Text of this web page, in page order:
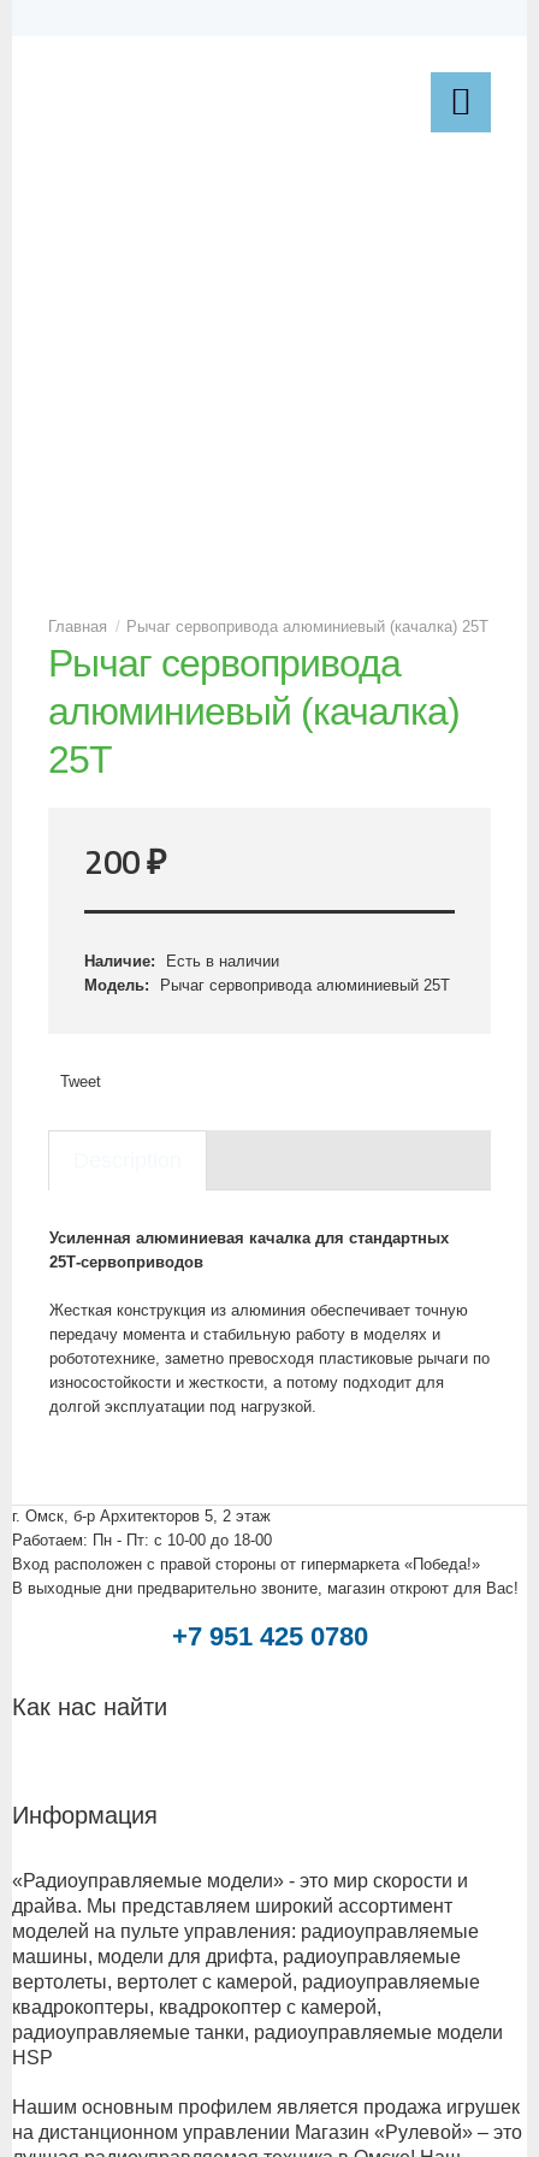
Рычаг сервопривода алюминиевый (качалка) 25T
Рычаг сервопривода
алюминиевый (качалка)
25T
200₽
Наличие:
Есть в наличии
Модель:
Рычаг сервопривода алюминиевый 25T
Tweet
Усиленная алюминиевая качалка для стандартных
25T‑сервоприводов
Жесткая конструкция из алюминия обеспечивает точную
передачу момента и стабильную работу в моделях и
робототехнике, заметно превосходя пластиковые рычаги по
износостойкости и жесткости, а потому подходит для
долгой эксплуатации под нагрузкой.
г. Омск, б-р Архитекторов 5, 2 этаж
Работаем: Пн - Пт: c 10-00 до 18-00
Вход расположен с правой стороны от гипермаркета «Победа!»
В выходные дни предварительно звоните, магазин откроют для Вас!
+7 951 425 0780
Как нас найти
Информация
«Радиоуправляемые модели» - это мир скорости и
драйва. Мы представляем широкий ассортимент
моделей на пульте управления: радиоуправляемые
машины, модели для дрифта, радиоуправляемые
вертолеты, вертолет с камерой, радиоуправляемые
квадрокоптеры, квадрокоптер с камерой,
радиоуправляемые танки, радиоуправляемые модели
HSP
Нашим основным профилем является продажа игрушек
на дистанционном управлении Магазин «Рулевой» – это